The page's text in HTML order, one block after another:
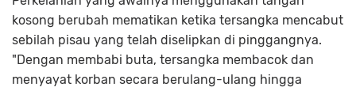
kosong berubah mematikan ketika tersangka mencabut
sebilah pisau yang telah diselipkan di pinggangnya.
"Dengan membabi buta, tersangka membacok dan
menyayat korban secara berulang-ulang hingga